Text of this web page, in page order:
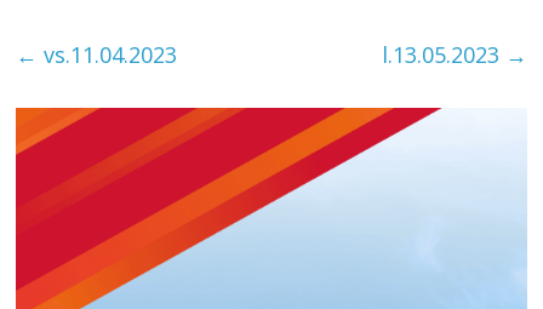
← vs.11.04.2023 l.13.05.2023 →